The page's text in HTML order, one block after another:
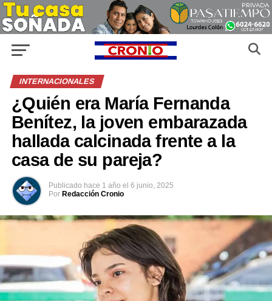
INTERNACIONALES
¿Quién era María Fernanda
Benítez, la joven embarazada
hallada calcinada frente a la
casa de su pareja?
Publicado hace 1 año el 6 junio, 2025
Por Redacción Cronio